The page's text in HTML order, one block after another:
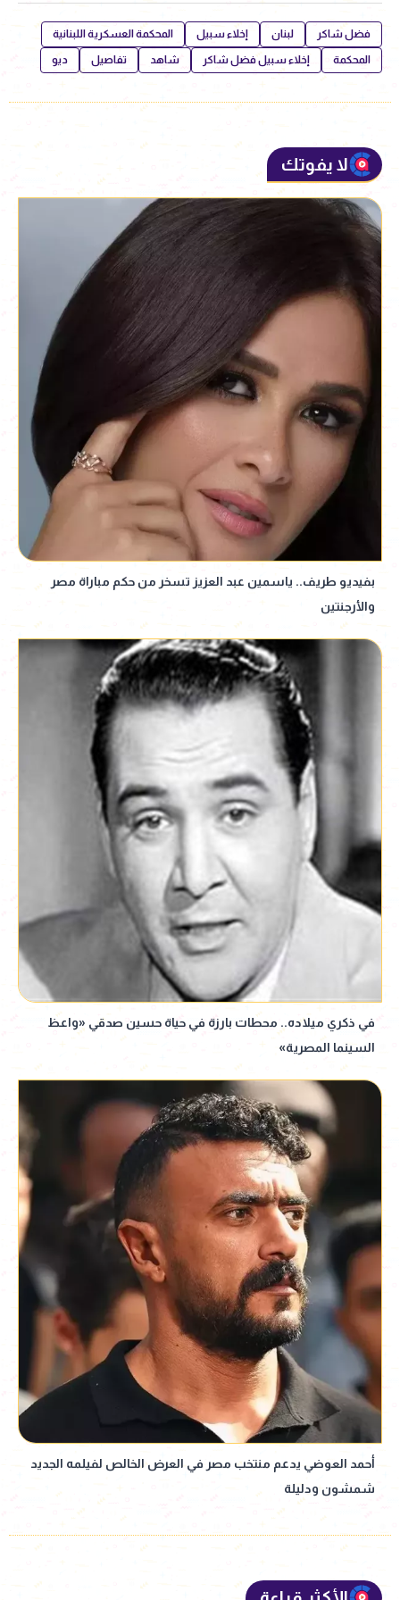
فضل شاكر لبنان إخلاء سبيل المحكمة العسكرية اللبنانية
المحكمة إخلاء سبيل فضل شاكر شاهد تفاصيل ديو
لا يفوتك
بفيديو طريف.. ياسمين عبد العزيز تسخر من حكم مباراة مصر
والأرجنتين
في ذكري ميلاده.. محطات بارزة في حياة حسين صدقي «واعظ
السينما المصرية»
أحمد العوضي يدعم منتخب مصر في العرض الخالص لفيلمه الجديد
شمشون ودليلة